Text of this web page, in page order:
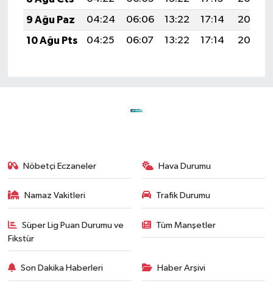
9 Ağu Paz
04:24 06:06 13:22 17:14
20:27
10 Ağu Pts
04:25 06:07 13:22 17:14 20:26
Nöbetçi Eczaneler Hava Durumu
Namaz Vakitleri Trafik Durumu
Süper Lig Puan Durumu ve
Fikstür
Tüm Manşetler
Son Dakika Haberleri Haber Arşivi